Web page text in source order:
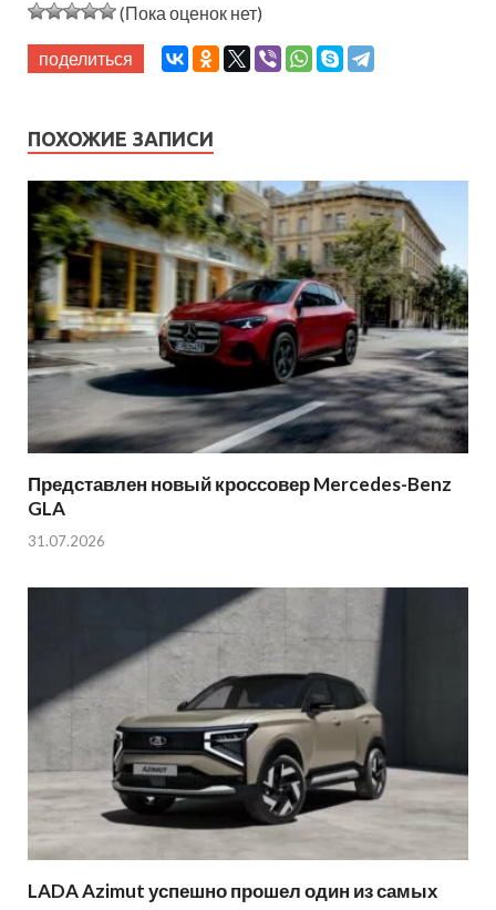
(Пока оценок нет)
поделиться
ПОХОЖИЕ ЗАПИСИ
Представлен новый кроссовер Mercedes-Benz
GLA
31.07.2026
LADA Azimut успешно прошел один из самых